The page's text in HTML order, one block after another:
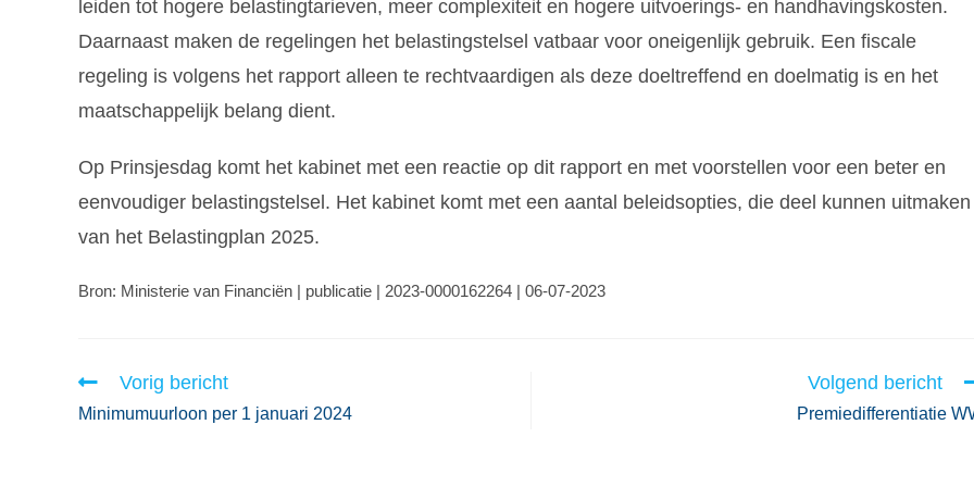
leiden tot hogere belastingtarieven, meer complexiteit en hogere uitvoerings- en handhavingskosten.
Daarnaast maken de regelingen het belastingstelsel vatbaar voor oneigenlijk gebruik. Een fiscale
regeling is volgens het rapport alleen te rechtvaardigen als deze doeltreffend en doelmatig is en het
maatschappelijk belang dient.
Op Prinsjesdag komt het kabinet met een reactie op dit rapport en met voorstellen voor een beter en
eenvoudiger belastingstelsel. Het kabinet komt met een aantal beleidsopties, die deel kunnen uitmaken
van het Belastingplan 2025.
Bron: Ministerie van Financiën | publicatie | 2023-0000162264 | 06-07-2023
Vorig bericht
Minimumuurloon per 1 januari 2024
Volgend bericht
Premiedifferentiatie